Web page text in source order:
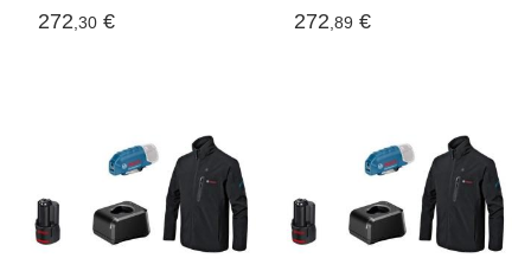
3XL avec batterie 12V
- 06188000G2
272,30 €
L avec batterie 12V -
06188000FZ
272,89 €